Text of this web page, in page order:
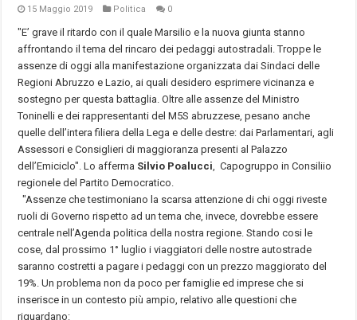
15 Maggio 2019 Politica 0
"E’ grave il ritardo con il quale Marsilio e la nuova giunta stanno
affrontando il tema del rincaro dei pedaggi autostradali. Troppe le
assenze di oggi alla manifestazione organizzata dai Sindaci delle
Regioni Abruzzo e Lazio, ai quali desidero esprimere vicinanza e
sostegno per questa battaglia. Oltre alle assenze del Ministro
Toninelli e dei rappresentanti del M5S abruzzese, pesano anche
quelle dell’intera filiera della Lega e delle destre: dai Parlamentari, agli
Assessori e Consiglieri di maggioranza presenti al Palazzo
dell’Emiciclo". Lo afferma Silvio Poalucci , Capogruppo in Consiliio
regionele del Partito Democratico.
"Assenze che testimoniano la scarsa attenzione di chi oggi riveste
ruoli di Governo rispetto ad un tema che, invece, dovrebbe essere
centrale nell’Agenda politica della nostra regione. Stando cosi le
cose, dal prossimo 1° luglio i viaggiatori delle nostre autostrade
saranno costretti a pagare i pedaggi con un prezzo maggiorato del
19%. Un problema non da poco per famiglie ed imprese che si
inserisce in un contesto più ampio, relativo alle questioni che
riguardano: